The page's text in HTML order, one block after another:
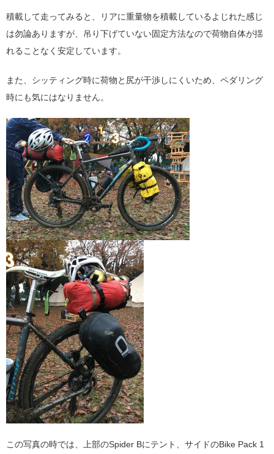
積載して走ってみると、リアに重量物を積載しているよじれた感じ
は勿論ありますが、吊り下げていない固定方法なので荷物自体が揺
れることなく安定しています。
また、シッティング時に荷物と尻が干渉しにくいため、ペダリング
時にも気にはなりません。
この写真の時では、上部のSpider Bにテント、サイドのBike Pack 1